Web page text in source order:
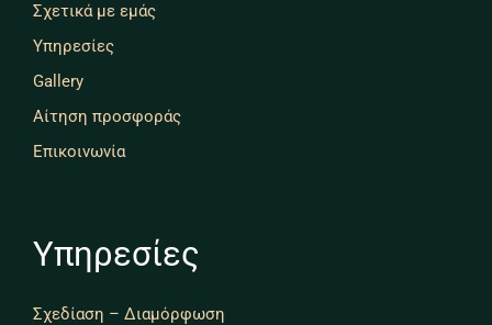
Σχετικά με εμάς
Υπηρεσίες
Gallery
Αίτηση προσφοράς
Επικοινωνία
Υπηρεσίες
Σχεδίαση – Διαμόρφωση